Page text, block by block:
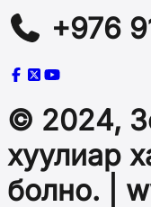
+976
© 2024,
хуулиар
болно. |